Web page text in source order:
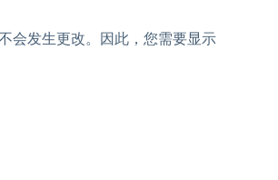
会发生更改。因此，您需要显示